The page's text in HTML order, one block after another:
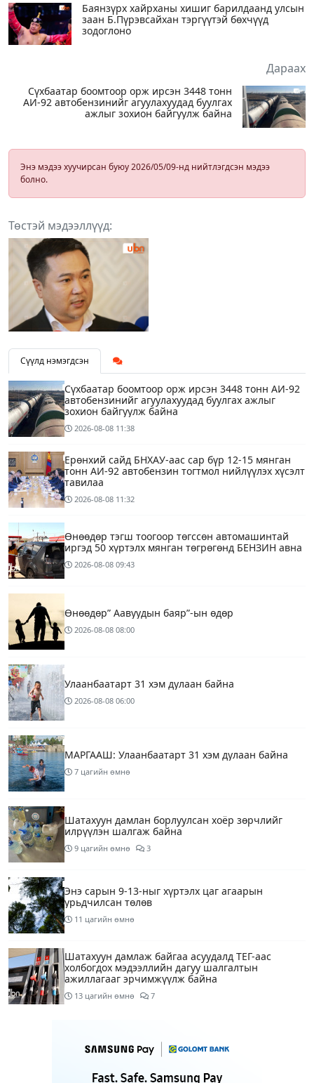
Баянзүрх хайрханы хишиг барилдаанд улсын
заан Б.Пүрэвсайхан тэргүүтэй бөхчүүд
зодоглоно
Дараах
Сүхбаатар боомтоор орж ирсэн 3448 тонн
АИ-92 автобензинийг агуулахуудад буулгах
ажлыг зохион байгуулж байна
Энэ мэдээ хуучирсан буюу 2026/05/09-нд нийтлэгдсэн мэдээ
болно.
Төстэй мэдээллүүд:
Сүүлд нэмэгдсэн
Сүхбаатар боомтоор орж ирсэн 3448 тонн АИ-92
автобензинийг агуулахуудад буулгах ажлыг
зохион байгуулж байна
2026-08-08 11:38
Ерөнхий сайд БНХАУ-аас сар бүр 12-15 мянган
тонн АИ-92 автобензин тогтмол нийлүүлэх хүсэлт
тавилаа
2026-08-08 11:32
Өнөөдөр тэгш тоогоор төгссөн автомашинтай
иргэд 50 хүртэлх мянган төгрөгөнд БЕНЗИН авна
2026-08-08 09:43
Өнөөдөр” Аавуудын баяр”-ын өдөр
2026-08-08 08:00
Улаанбаатарт 31 хэм дулаан байна
2026-08-08 06:00
МАРГААШ: Улаанбаатарт 31 хэм дулаан байна
7 цагийн өмнө
Шатахуун дамлан борлуулсан хоёр зөрчлийг
илрүүлэн шалгаж байна
9 цагийн өмнө 3
Энэ сарын 9-13-ныг хүртэлх цаг агаарын
урьдчилсан төлөв
11 цагийн өмнө
Шатахуун дамлаж байгаа асуудалд ТЕГ-аас
холбогдох мэдээллийн дагуу шалгалтын
ажиллагааг эрчимжүүлж байна
13 цагийн өмнө 7
ШТС-ууд хязгаарлалтгүйгээр шатахуун олгох
боломжоор хангана